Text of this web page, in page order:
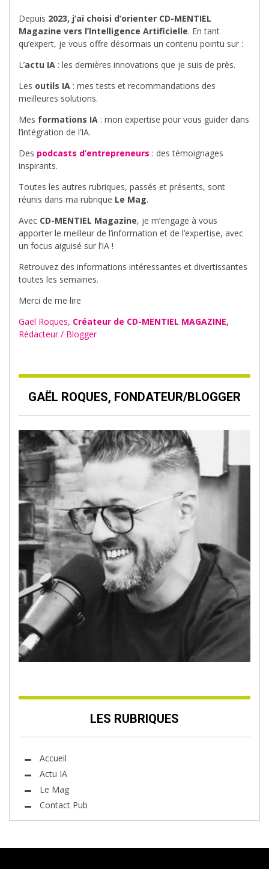
Depuis 2023, j’ai choisi d’orienter CD-MENTIEL
Magazine vers l’Intelligence Artificielle. En tant
qu’expert, je vous offre désormais un contenu pointu sur :
L’actu IA : les dernières innovations que je suis de près.
Les outils IA : mes tests et recommandations des
meilleures solutions.
Mes formations IA : mon expertise pour vous guider dans
l’intégration de l’IA.
Des podcasts d’entrepreneurs : des témoignages
inspirants.
Toutes les autres rubriques, passés et présents, sont
réunis dans ma rubrique Le Mag.
Avec CD-MENTIEL Magazine, je m’engage à vous
apporter le meilleur de l’information et de l’expertise, avec
un focus aiguisé sur l’IA !
Retrouvez des informations intéressantes et divertissantes
toutes les semaines.
Merci de me lire
Gaël Roques, Créateur de CD-MENTIEL MAGAZINE,
Rédacteur / Blogger
GAËL ROQUES, FONDATEUR/BLOGGER
LES RUBRIQUES
Accueil
Actu IA
Le Mag
Contact Pub